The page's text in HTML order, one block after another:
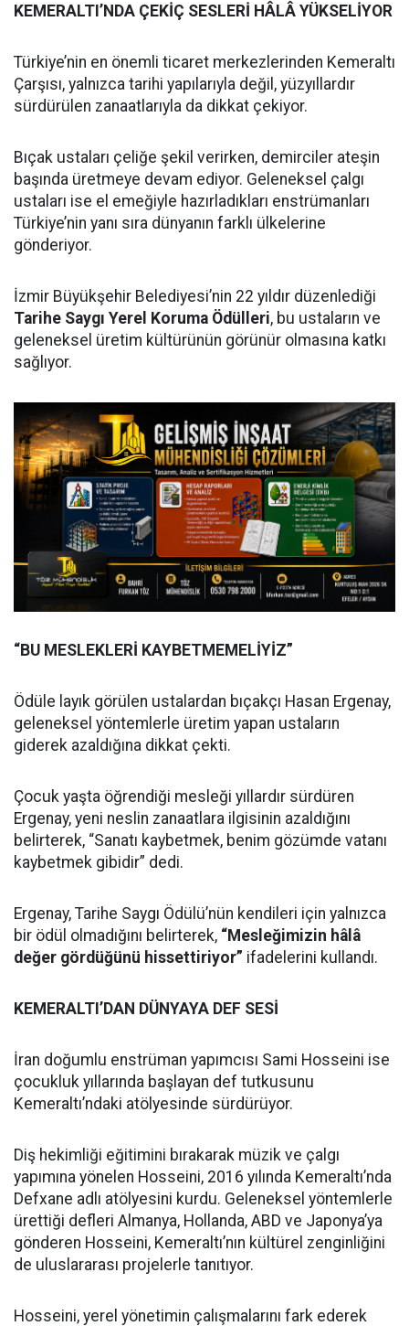
KEMERALTI’NDA ÇEKİÇ SESLERİ HÂLÂ YÜKSELİYOR
Türkiye’nin en önemli ticaret merkezlerinden Kemeraltı
Çarşısı, yalnızca tarihi yapılarıyla değil, yüzyıllardır
sürdürülen zanaatlarıyla da dikkat çekiyor.
Bıçak ustaları çeliğe şekil verirken, demirciler ateşin
başında üretmeye devam ediyor. Geleneksel çalgı
ustaları ise el emeğiyle hazırladıkları enstrümanları
Türkiye’nin yanı sıra dünyanın farklı ülkelerine
gönderiyor.
İzmir Büyükşehir Belediyesi’nin 22 yıldır düzenlediği
Tarihe Saygı Yerel Koruma Ödülleri, bu ustaların ve
geleneksel üretim kültürünün görünür olmasına katkı
sağlıyor.
“BU MESLEKLERİ KAYBETMEMELİYİZ”
Ödüle layık görülen ustalardan bıçakçı Hasan Ergenay,
geleneksel yöntemlerle üretim yapan ustaların
giderek azaldığına dikkat çekti.
Çocuk yaşta öğrendiği mesleği yıllardır sürdüren
Ergenay, yeni neslin zanaatlara ilgisinin azaldığını
belirterek, “Sanatı kaybetmek, benim gözümde vatanı
kaybetmek gibidir” dedi.
Ergenay, Tarihe Saygı Ödülü’nün kendileri için yalnızca
bir ödül olmadığını belirterek, “Mesleğimizin hâlâ
değer gördüğünü hissettiriyor” ifadelerini kullandı.
KEMERALTI’DAN DÜNYAYA DEF SESİ
İran doğumlu enstrüman yapımcısı Sami Hosseini ise
çocukluk yıllarında başlayan def tutkusunu
Kemeraltı’ndaki atölyesinde sürdürüyor.
Diş hekimliği eğitimini bırakarak müzik ve çalgı
yapımına yönelen Hosseini, 2016 yılında Kemeraltı’nda
Defxane adlı atölyesini kurdu. Geleneksel yöntemlerle
ürettiği defleri Almanya, Hollanda, ABD ve Japonya’ya
gönderen Hosseini, Kemeraltı’nın kültürel zenginliğini
de uluslararası projelerle tanıtıyor.
Hosseini, yerel yönetimin çalışmalarını fark ederek